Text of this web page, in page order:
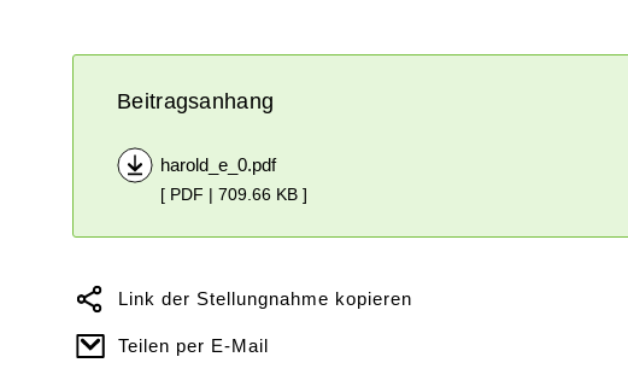
Beitragsanhang
harold_e_0.pdf
[ PDF | 709.66 KB ]
Link der Stellungnahme kopieren
Teilen per E-Mail